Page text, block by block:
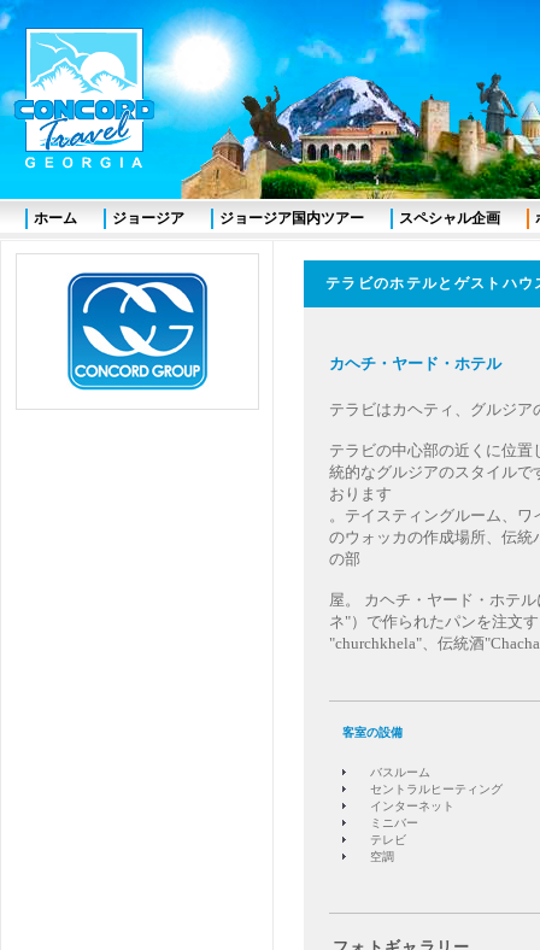
テラビのホテルとゲスト
カヘチ・ヤード・ホテル
テラビはカヘティ、グルジ
テラビの中心部の近くに位
統的なグルジアのスタイル
おります
。テイスティングルーム、
のウォッカの作成場所、伝統
の部
屋。 カヘチ・ヤード・ホテ
ネ"）で作られたパンを注文
"churchkhela"、伝統酒
客室の設備
バスルーム
セントラルヒーティング
インターネット
ミニバー
テレビ
空調
ホーム ジョージア ジョージア国内ツアー スペシャル企画